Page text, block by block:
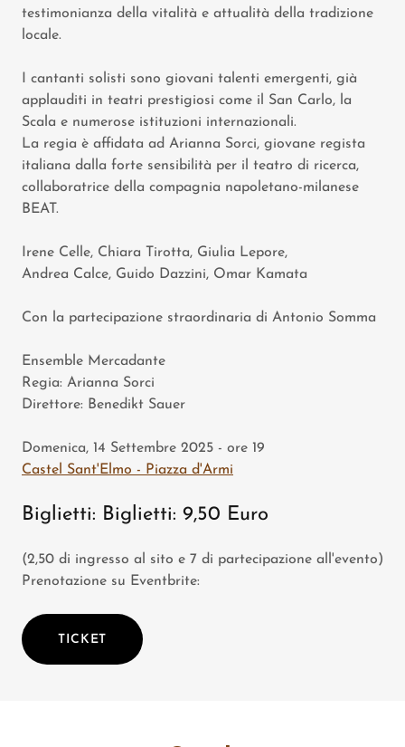
testimonianza della vitalità e attualità della tradizione
locale.
I cantanti solisti sono giovani talenti emergenti, già
applauditi in teatri prestigiosi come il San Carlo, la
Scala e numerose istituzioni internazionali.
La regia è affidata ad Arianna Sorci, giovane regista
italiana dalla forte sensibilità per il teatro di ricerca,
collaboratrice della compagnia napoletano-milanese
BEAT.
Irene Celle, Chiara Tirotta, Giulia Lepore,
Andrea Calce, Guido Dazzini, Omar Kamata
Con la partecipazione straordinaria di Antonio Somma
Ensemble Mercadante
Regia: Arianna Sorci
Direttore: Benedikt Sauer
Domenica, 14 Settembre 2025 - ore 19
Castel Sant'Elmo - Piazza d'Armi
Biglietti: Biglietti: 9,50 Euro
(2,50 di ingresso al sito e 7 di partecipazione all'evento)
Prenotazione su Eventbrite:
TICKET